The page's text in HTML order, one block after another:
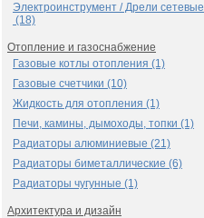
Электроинструмент / Дрели сетевые
(18)
Отопление и газоснабжение
Газовые котлы отопления (1)
Газовые счетчики (10)
Жидкость для отопления (1)
Печи, камины, дымоходы, топки (1)
Радиаторы алюминиевые (21)
Радиаторы биметаллические (6)
Радиаторы чугунные (1)
Архитектура и дизайн